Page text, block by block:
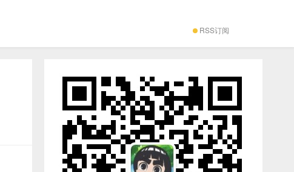
RSS订阅